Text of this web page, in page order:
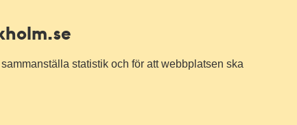
statistik och för att webbplatsen ska